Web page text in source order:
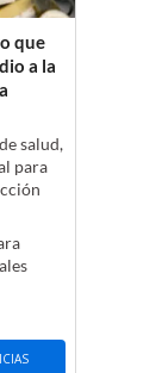
que
a la
salud,
para